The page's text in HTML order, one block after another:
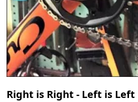
Right is Right - Left is Left